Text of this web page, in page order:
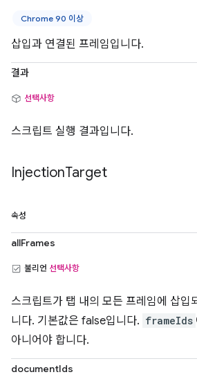
Chrome 90 이상
삽입과 연결된 프레임입니다.
결과
선택사항
스크립트 실행 결과입니다.
InjectionTarget
속성
allFrames
불리언 선택사항
스크립트가 탭 내의 모든 프레임에 삽입
니다. 기본값은 false입니다. frameIds
아니어야 합니다.
documentIds